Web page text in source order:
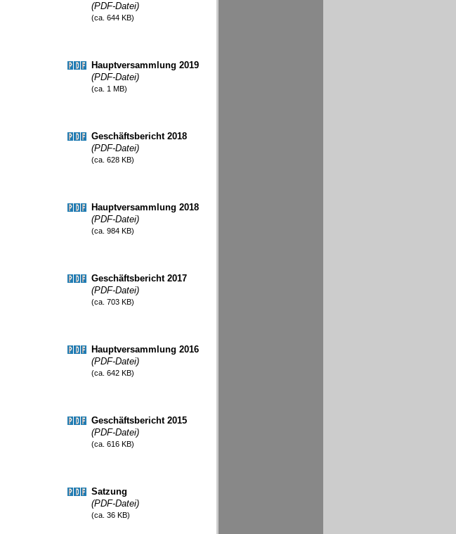
(PDF-Datei)
(ca. 644 KB)
Hauptversammlung 2019
(PDF-Datei)
(ca. 1 MB)
Geschäftsbericht 2018
(PDF-Datei)
(ca. 628 KB)
Hauptversammlung 2018
(PDF-Datei)
(ca. 984 KB)
Geschäftsbericht 2017
(PDF-Datei)
(ca. 703 KB)
Hauptversammlung 2016
(PDF-Datei)
(ca. 642 KB)
Geschäftsbericht 2015
(PDF-Datei)
(ca. 616 KB)
Satzung
(PDF-Datei)
(ca. 36 KB)